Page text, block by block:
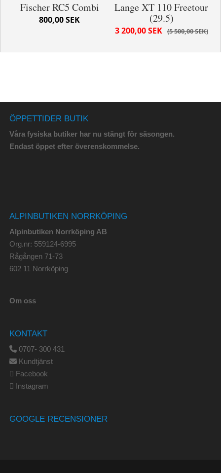
Fischer RC5 Combi
800,00 SEK
Lange XT 110 Freetour
(29.5)
5 500,00 SEK
3 200,00 SEK
ÖPPETTIDER BUTIK
Våra fysiska butiker har nu stängt för säsongen.
Endast öppet efter överenskommelse.
ALPINBUTIKEN NORRKÖPING
Alpinbutiken Norrköping AB
Org.nr: 559124-6995
Rågången 71-73
602 11 Norrköping
Om oss
KONTAKT
0707- 300 431
Kundtjänst
Facebook
Instagram
GOOGLE RECENSIONER